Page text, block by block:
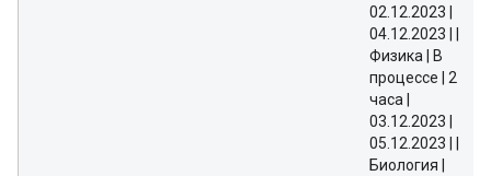
02.12.2023 |
04.12.2023 | |
Физика | В
процессе | 2
часа |
03.12.2023 |
05.12.2023 | |
Биология |